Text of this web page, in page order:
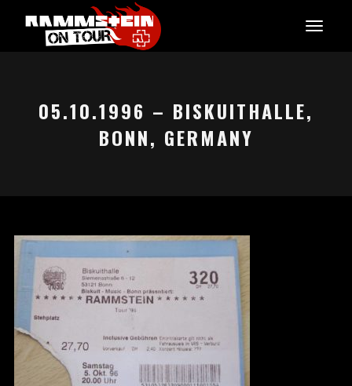
05.10.1996 – BISKUITHALLE,
BONN, GERMANY